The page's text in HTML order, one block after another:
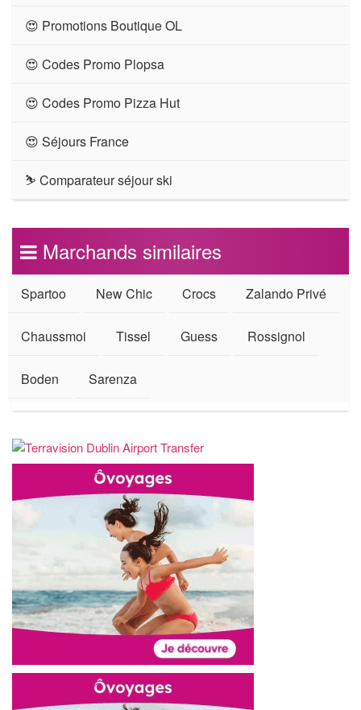
😍 Promotions Boutique OL
😍 Codes Promo Plopsa
😍 Codes Promo Pizza Hut
😍 Séjours France
⛷ Comparateur séjour ski
Marchands similaires
Spartoo New Chic Crocs Zalando Privé
Chaussmoi Tissel Guess Rossignol
Boden Sarenza